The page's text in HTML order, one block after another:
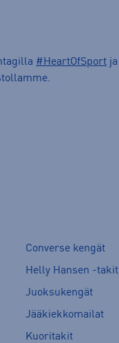
#HeartOfSport ja
Converse kengät
Helly Hansen -takit
Juoksukengät
Jääkiekkomailat
Kuoritakit